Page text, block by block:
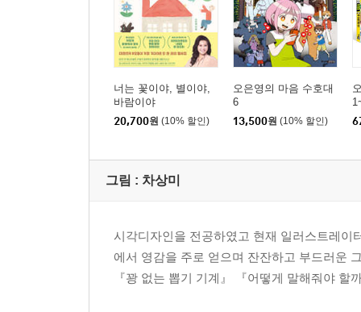
너는 꽃이야, 별이야,
바람이야
20,700원 (10% 할인)
오은영의 마음 수호대
6
13,500원 (10% 할인)
그림 : 차상미
시각디자인을 전공하였고 현재 일러스트레이
에서 영감을 주로 얻으며 잔잔하고 부드러운
『꽝 없는 뽑기 기계』 『어떻게 말해줘야